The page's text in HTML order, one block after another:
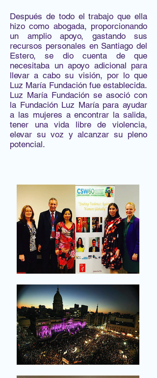
Después de todo el trabajo que ella
hizo como abogada, proporcionando
un amplio apoyo, gastando sus
recursos personales en Santiago del
Estero, se dio cuenta de que
necesitaba un apoyo adicional para
llevar a cabo su visión, por lo que
Luz María Fundación fue establecida.
Luz María Fundación se asoció con
la Fundación Luz María para ayudar
a las mujeres a encontrar la salida,
tener una vida libre de violencia,
elevar su voz y alcanzar su pleno
potencial.